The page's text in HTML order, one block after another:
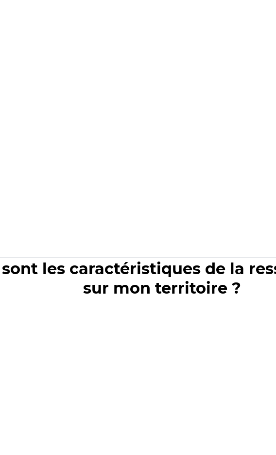
les caractéristiques de la
sur mon territoire ?